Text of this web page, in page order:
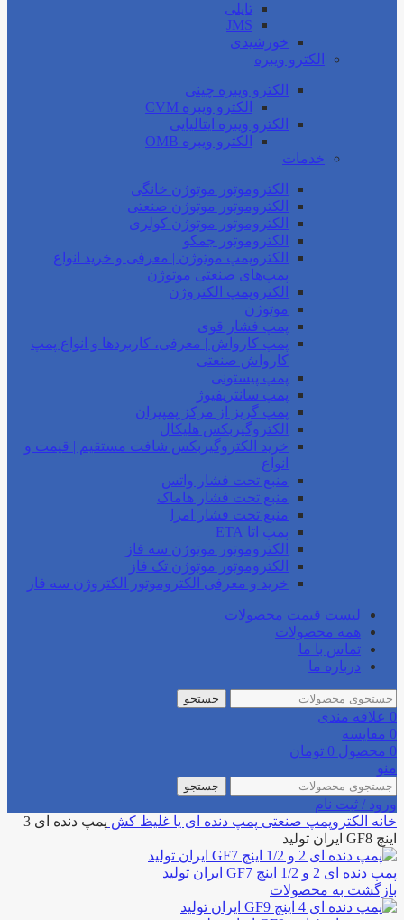
تایلی
JMS
خورشیدی
الکترو ویبره
الکترو ویبره چینی
الکترو ویبره CVM
الکترو ویبره ایتالیایی
الکترو ویبره OMB
خدمات
الکتروموتور موتوژن خانگی
الکتروموتور موتوژن صنعتی
الکتروموتور موتوژن کولری
الکتروموتور جمکو
الکتروپمپ موتوژن | معرفی و خرید انواع
پمپ‌های صنعتی موتوژن
الکتروپمپ الکتروژن
موتوژن
پمپ فشار قوی
پمپ کارواش | معرفی، کاربردها و انواع پمپ
کارواش صنعتی
پمپ پیستونی
پمپ سانتریفیوژ
پمپ گریز از مرکز پمپیران
الکتروگیربکس هلیکال
خرید الکتروگیربکس شافت مستقیم | قیمت و
انواع
منبع تحت فشار واتس
منبع تحت فشار هاماک
منبع تحت فشار امرا
پمپ اتا ETA
الکتروموتور موتوژن سه فاز
الکتروموتور موتوژن تک فاز
خرید و معرفی الکتروموتور الکتروژن سه فاز
لیست قیمت محصولات
همه محصولات
تماس با ما
درباره ما
جستجو
0 علاقه مندی
0 مقایسه
0 محصول 0 تومان
منو
جستجو
ورود / ثبت نام
خانه الکتروپمپ صنعتی پمپ دنده ای یا غلیظ کش
پمپ دنده ای 3
اینچ GF8 ایران تولید
پمپ دنده ای 2 و 1/2 اینچ GF7 ایران تولید
بازگشت به محصولات